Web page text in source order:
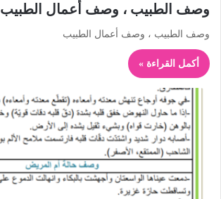
وصف الطبيب ، وصف أعمال الطبيب
وصف الطبيب ، وصف أعمال الطبيب
أكمل القراءة »